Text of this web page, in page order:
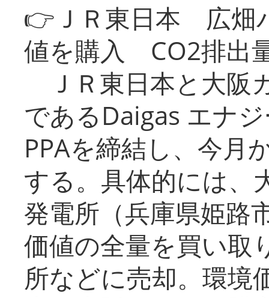
👉ＪＲ東日本 広畑
値を購入 CO2排出
ＪＲ東日本と大阪
であるDaigas エナ
PPAを締結し、今月
する。具体的には、
発電所（兵庫県姫路
価値の全量を買い取
所などに売却。環境